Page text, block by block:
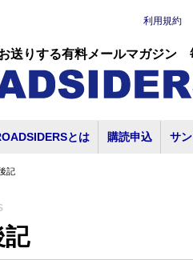
送りする有料メールマガジン
利用規約
とは 購読申込 サ
記
記